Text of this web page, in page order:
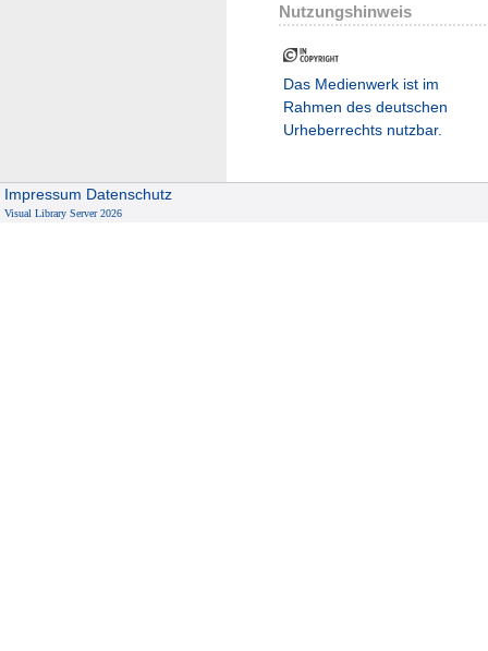
Nutzungshinweis
Das Medienwerk ist im
Rahmen des deutschen
Urheberrechts nutzbar.
Impressum Datenschutz
Visual Library Server 2026